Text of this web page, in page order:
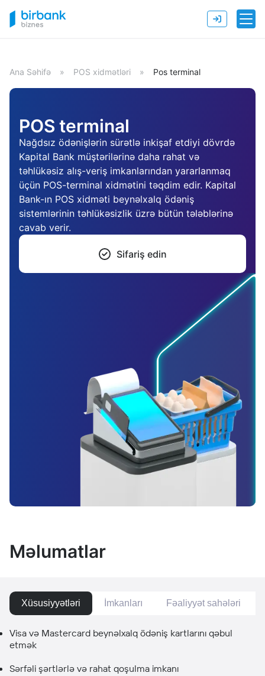
Ana Səhifə » POS xidmətləri » Pos terminal
POS terminal
Nağdsız ödənişlərin sürətlə inkişaf etdiyi dövrdə
Kapital Bank müştərilərinə daha rahat və
təhlükəsiz alış-veriş imkanlarından yararlanmaq
üçün POS-terminal xidmətini təqdim edir. Kapital
Bank-ın POS xidməti beynəlxalq ödəniş
sistemlərinin təhlükəsizlik üzrə bütün tələblərinə
cavab verir.
Sifariş edin
Məlumatlar
Xüsusiyyətləri İmkanları Fəaliyyət sahələri
Visa və Mastercard beynəlxalq ödəniş kartlarını qəbul
etmək
Sərfəli şərtlərlə və rahat qoşulma imkanı